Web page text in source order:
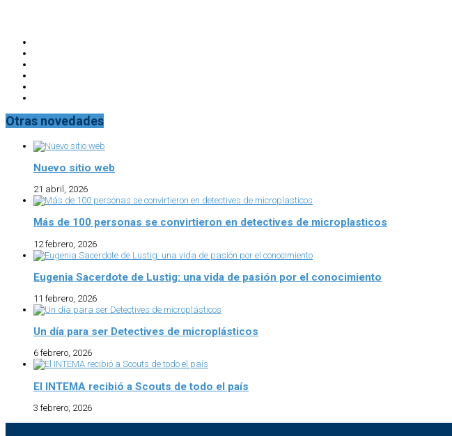
Otras novedades
Nuevo sitio web
21 abril, 2026
Más de 100 personas se convirtieron en detectives de microplasticos
12 febrero, 2026
Eugenia Sacerdote de Lustig: una vida de pasión por el conocimiento
11 febrero, 2026
Un día para ser Detectives de microplásticos
6 febrero, 2026
El INTEMA recibió a Scouts de todo el país
3 febrero, 2026